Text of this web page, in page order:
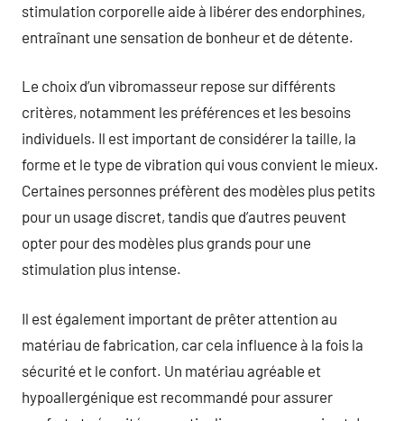
stimulation corporelle aide à libérer des endorphines,
entraînant une sensation de bonheur et de détente.
Le choix d’un vibromasseur repose sur différents
critères, notamment les préférences et les besoins
individuels. Il est important de considérer la taille, la
forme et le type de vibration qui vous convient le mieux.
Certaines personnes préfèrent des modèles plus petits
pour un usage discret, tandis que d’autres peuvent
opter pour des modèles plus grands pour une
stimulation plus intense.
Il est également important de prêter attention au
matériau de fabrication, car cela influence à la fois la
sécurité et le confort. Un matériau agréable et
hypoallergénique est recommandé pour assurer